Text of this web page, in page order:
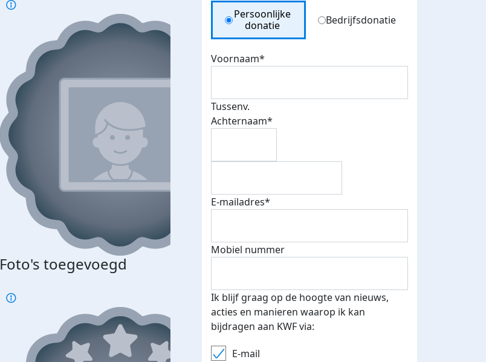
Foto's toegevoegd E-mails verstuurd
€500 euro opgehaald: t-shirt
Donation Type
Persoonlijke
donatie
Bedrijfsdonatie
Voornaam*
Tussenv.
Achternaam*
E-mailadres*
Mobiel nummer
Ik blijf graag op de hoogte van nieuws,
acties en manieren waarop ik kan
bijdragen aan KWF via:
E-mail